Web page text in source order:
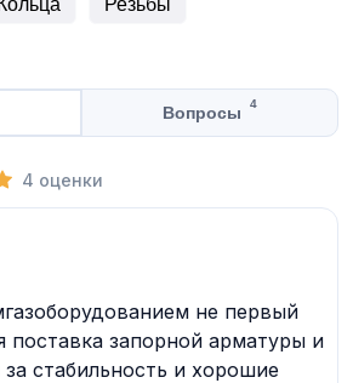
Вопросы 4
4 оценки
не первый
поставка запорной арматуры и
стабильность и хорошие